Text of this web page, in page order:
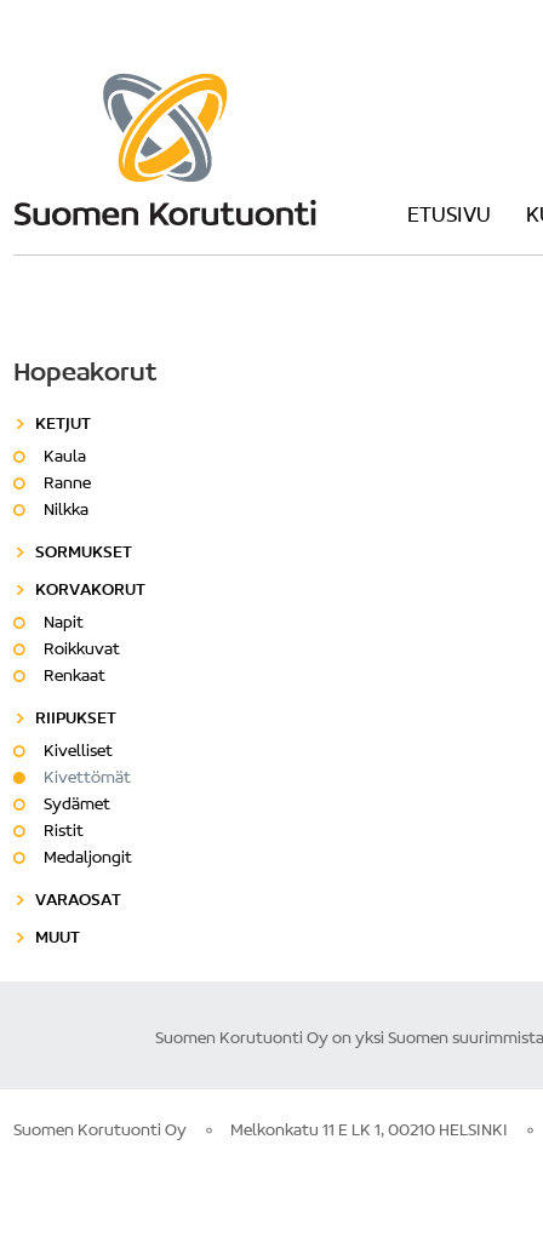
ETUSIVU
Hopeakorut
KETJUT
Kaula
Ranne
Nilkka
SORMUKSET
KORVAKORUT
Napit
Roikkuvat
Renkaat
RIIPUKSET
Kivelliset
Kivettömät
Sydämet
Ristit
Medaljongit
VARAOSAT
MUUT
Suomen Korutuonti Oy on yksi Suomen
Suomen Korutuonti Oy Melkonkatu 11 E LK 1, 00210 HELSINKI